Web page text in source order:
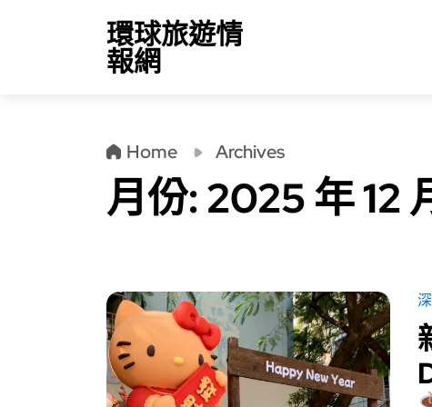
環球旅遊情
報網
Home Archives
月份:2025 年 12